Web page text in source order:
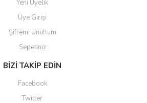
Yeni Üyelik
Üye Girişi
Şifremi Unuttum
Sepetiniz
BİZİ TAKİP EDİN
Facebook
Twitter